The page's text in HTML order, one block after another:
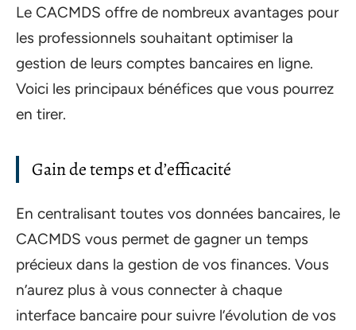
Le CACMDS offre de nombreux avantages pour
les professionnels souhaitant optimiser la
gestion de leurs comptes bancaires en ligne.
Voici les principaux bénéfices que vous pourrez
en tirer.
Gain de temps et d’efficacité
En centralisant toutes vos données bancaires, le
CACMDS vous permet de gagner un temps
précieux dans la gestion de vos finances. Vous
n’aurez plus à vous connecter à chaque
interface bancaire pour suivre l’évolution de vos